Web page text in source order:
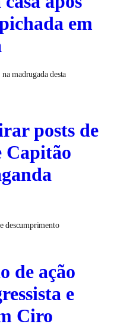
em
madrugada desta
posts de
Capitão
descumprimento
de ação
e
Ciro